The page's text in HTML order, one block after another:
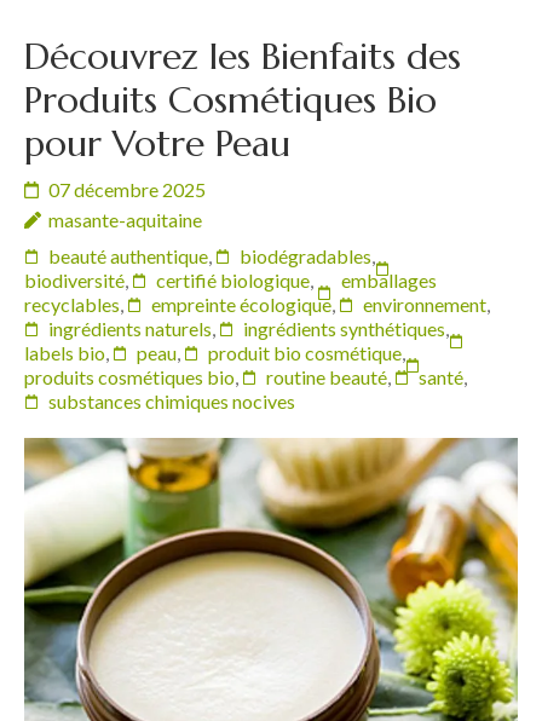
Découvrez les Bienfaits des
Produits Cosmétiques Bio
pour Votre Peau
07 décembre 2025
masante-aquitaine
beauté authentique, biodégradables,
biodiversité, certifié biologique,
emballages
recyclables, empreinte écologique, environnement,
ingrédients naturels, ingrédients synthétiques,
labels bio, peau, produit bio cosmétique,
produits cosmétiques bio, routine beauté, santé,
substances chimiques nocives